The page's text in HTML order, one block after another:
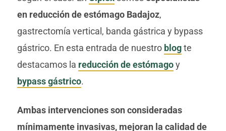
en reducción de estómago Badajoz,
gastrectomía vertical, banda gástrica y bypass
gástrico. En esta entrada de nuestro blogte
destacamos la reducción de estómagoy
bypass gástrico.
Ambas intervenciones son consideradas
mínimamente invasivas, mejoran la calidad de